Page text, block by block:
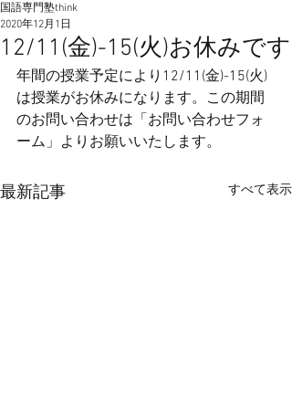
12/11(金)-15(火)お休みです
国語専門塾think
2020年12月1日
年間の授業予定により12/11(金)-15(火)
は授業がお休みになります。この期間
のお問い合わせは「お問い合わせフォ
ーム」よりお願いいたします。
最新記事 すべて表示